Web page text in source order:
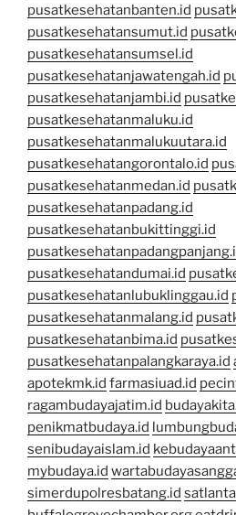
pusatkesehatanbanten.id
pusatkesehatansumut.id
pusatkesehatansumsel.id
pusatkesehatanjawatengah.id
pusatkesehatanjambi.id
pusatkesehatanmaluku.id
pusatkesehatanmalukuutara.id
pusatkesehatangorontalo.id
pusatkesehatanmedan.id
pusatkesehatanpadang.id
pusatkesehatanbukittinggi.id
pusatkesehatandumai.id
pusatkesehatanlubuklinggau.id
pusatkesehatanmalang.id
pusatkesehatanbima.id
pusatkesehatanpalangkaraya.id
apotekmk.id farmasiuad.id
ragambudayajatim.id
penikmatbudaya.id
senibudayaislam.id
mybudaya.id
simerdupolresbatang.id